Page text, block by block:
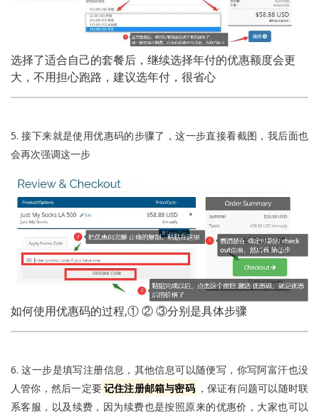
选择了适合自己的套餐后，继续选择年付的优惠额度会更
大，不用担心跑路，建议选年付，很省心
5. 接下来就是使用优惠码的步骤了，这一步直接看截图，我后面也
会再次强调这一步
如何使用优惠码的过程,① ② ③分别是具体步骤
6. 这一步是填写注册信息，其他信息可以随便写，你写阿富汗也没
人管你，然后一定要记住注册邮箱与密码 ，保证有问题可以随时联
系客服，以及续费，因为续费也是按照原来的优惠价，大家也可以